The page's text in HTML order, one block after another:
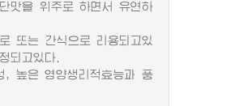
맛을 위주로 하면서 유연하
또는 간식으로 리용되고있
되고있다.
높은 영양생리적효능과 풍